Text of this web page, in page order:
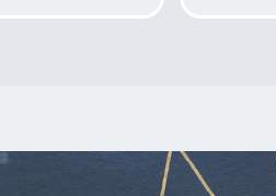
habitual